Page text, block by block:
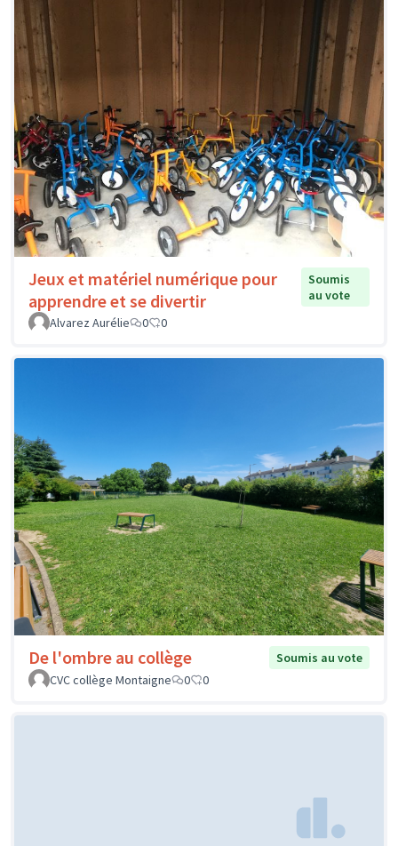
Jeux et matériel numérique pour
apprendre et se divertir
Soumis
au vote
Alvarez Aurélie
0 0
De l'ombre au collège
Soumis au vote
CVC collège Montaigne
0 0